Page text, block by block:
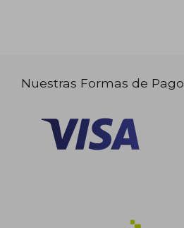
Nuestras Formas de Pago